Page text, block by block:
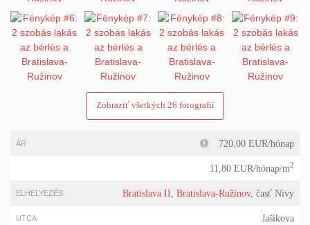
Zobraziť všetkých 26 fotografií
ÁR 720,00 EUR/hónap
11,80 EUR/hónap/m2
ELHELYEZÉS Bratislava II Bratislava-Ružinov, časť Nivy
UTCA Jašíkova